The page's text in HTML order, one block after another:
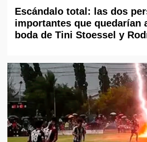
Escándalo total: las dos
importantes que quedarían
boda de Tini Stoessel y